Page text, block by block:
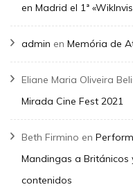
en Madrid el 1ª
admin en Memória de
Eliane Maria Oliveira
Mirada Cine Fest 2021
Beth Firmino en
Mandingas a Británicos
contenidos